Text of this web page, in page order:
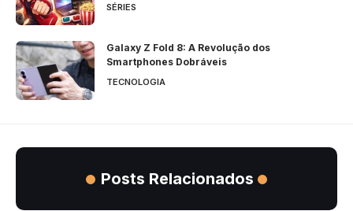
SÉRIES
Galaxy Z Fold 8: A Revolução dos
Smartphones Dobráveis
TECNOLOGIA
Posts Relacionados